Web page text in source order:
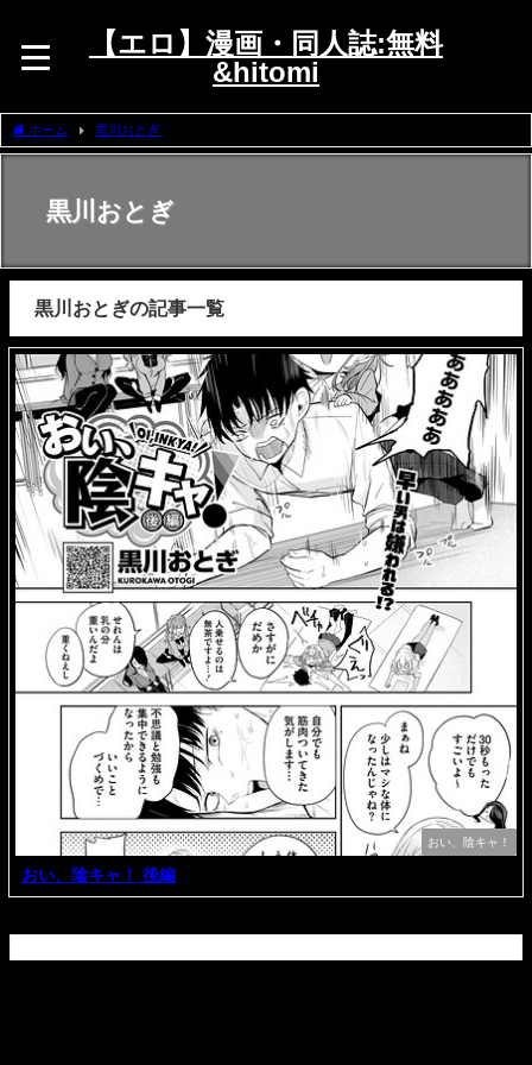
【エロ】漫画・同人誌:無料
&hitomi
ホーム 黒川おとぎ
黒川おとぎ
黒川おとぎの記事一覧
おい、陰キャ！
おい、陰キャ！ 後編